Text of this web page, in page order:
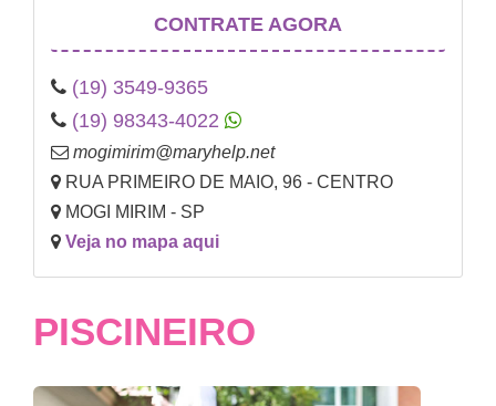
CONTRATE AGORA
(19) 3549-9365
(19) 98343-4022
mogimirim@maryhelp.net
RUA PRIMEIRO DE MAIO, 96 - CENTRO
MOGI MIRIM - SP
Veja no mapa aqui
PISCINEIRO